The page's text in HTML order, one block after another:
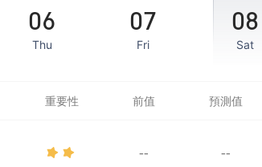
06
Thu
07
Fri
08
Sat
重要性 前值 預測值
-- --